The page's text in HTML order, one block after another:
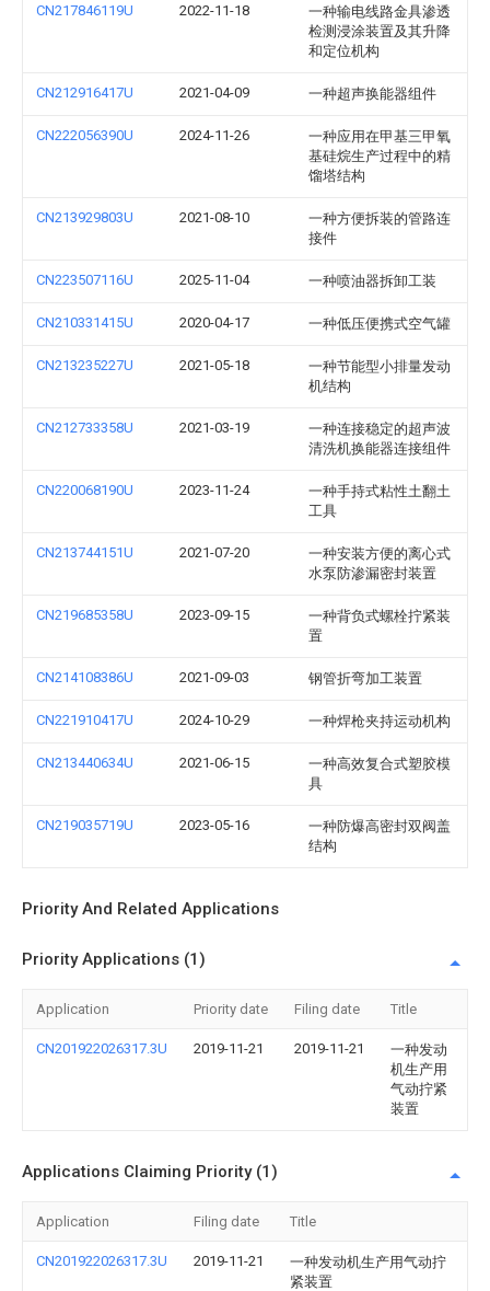
CN217846119U 2022-11-18
一种输电线路金具渗透
检测浸涂装置及其升降
和定位机构
CN212916417U 2021-04-09 一种超声换能器组件
CN222056390U 2024-11-26
一种应用在甲基三甲氧
基硅烷生产过程中的精
馏塔结构
CN213929803U 2021-08-10
一种方便拆装的管路连
接件
CN223507116U 2025-11-04 一种喷油器拆卸工装
CN210331415U 2020-04-17 一种低压便携式空气罐
CN213235227U 2021-05-18
一种节能型小排量发动
机结构
CN212733358U 2021-03-19
一种连接稳定的超声波
清洗机换能器连接组件
CN220068190U 2023-11-24
一种手持式粘性土翻土
工具
CN213744151U 2021-07-20
一种安装方便的离心式
水泵防渗漏密封装置
CN219685358U 2023-09-15
一种背负式螺栓拧紧装
置
CN214108386U 2021-09-03 钢管折弯加工装置
CN221910417U 2024-10-29 一种焊枪夹持运动机构
CN213440634U 2021-06-15
一种高效复合式塑胶模
具
CN219035719U 2023-05-16
一种防爆高密封双阀盖
结构
Priority And Related Applications
Priority Applications (1)
Application Priority date Filing date Title
CN201922026317.3U 2019-11-21 2019-11-21
一种发动
机生产用
气动拧紧
装置
Applications Claiming Priority (1)
Application Filing date Title
CN201922026317.3U 2019-11-21
一种发动机生产用气动拧
紧装置